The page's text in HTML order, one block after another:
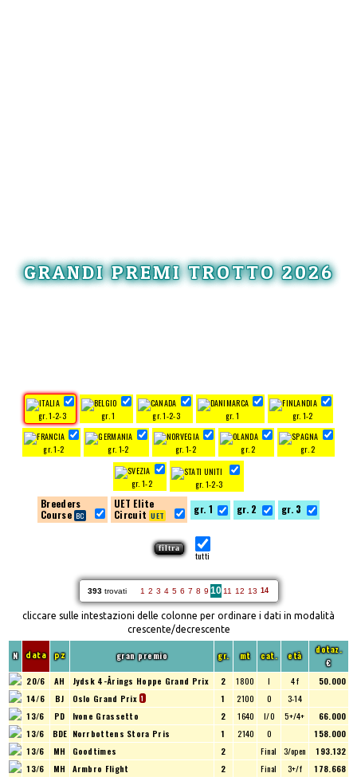
GRANDI PREMI TROTTO 2026
gr. 1-2-3 gr. 1 gr. 1-2-3 gr. 1 gr. 1-2
gr. 1-2 gr. 1-2 gr. 1-2 gr. 2 gr. 2
gr. 1-2 gr. 1-2-3
Breeders
Course
UET Elite
Circuit
gr. 1 gr. 2 gr. 3
tutti
393trovati 1 2 3 4 5 6 7 8 9 10 11 12 13 14
cliccare sulle intestazioni delle colonne per ordinare i dati in modalità
crescente/decrescente
N data pz gran premio gr. mt cat. età
dotaz.
€
20/6 AH Jydsk 4-Årings Hoppe Grand Prix 2 1800 I 4 f
50.000
14/6
BJ Oslo Grand Prix1 1 2100 O
3-14
13/6
PD Ivone Grassetto 2 1640 I/O 5+/4+
66.000
13/6
BDE Norrbottens Stora Pris 1 2140 O
158.000
13/6
MH Goodtimes 2 Final 3/open
193.132
13/6
MH Armbro Flight 2 Final 3+/f
178.668